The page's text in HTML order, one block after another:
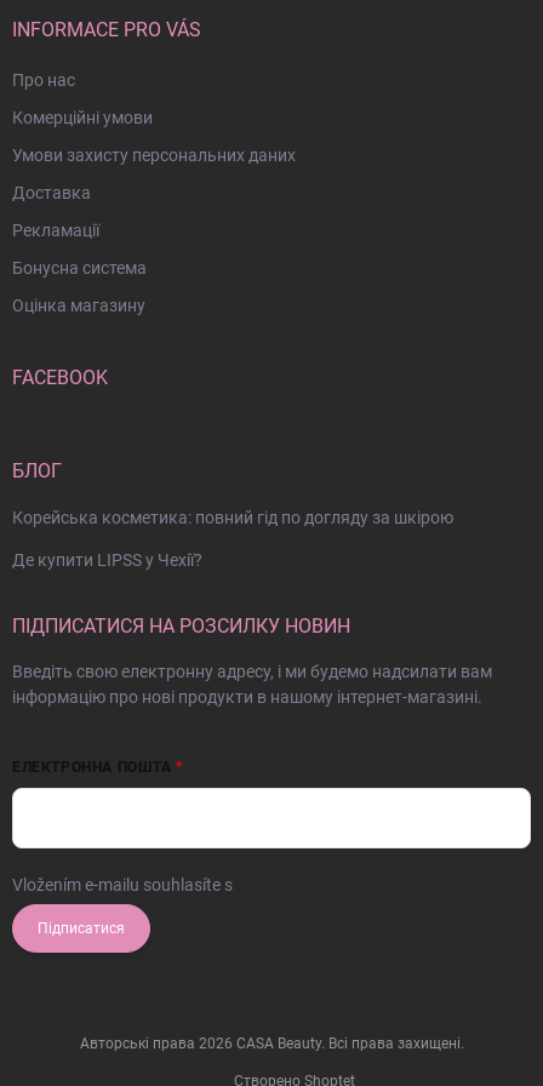
INFORMACE PRO VÁS
Про нас
Комерційні умови
Умови захисту персональних даних
Доставка
Рекламації
Бонусна система
Оцінка магазину
FACEBOOK
БЛОГ
Корейська косметика: повний гід по догляду за шкірою
Де купити LIPSS у Чехії?
ПІДПИСАТИСЯ НА РОЗСИЛКУ НОВИН
Введіть свою електронну адресу, і ми будемо надсилати вам
інформацію про нові продукти в нашому інтернет-магазині.
ЕЛЕКТРОННА ПОШТА
Vložením e-mailu souhlasíte s
Підписатися
Створено Shoptet
Авторські права 2026 CASA Beauty. Всі права захищені.